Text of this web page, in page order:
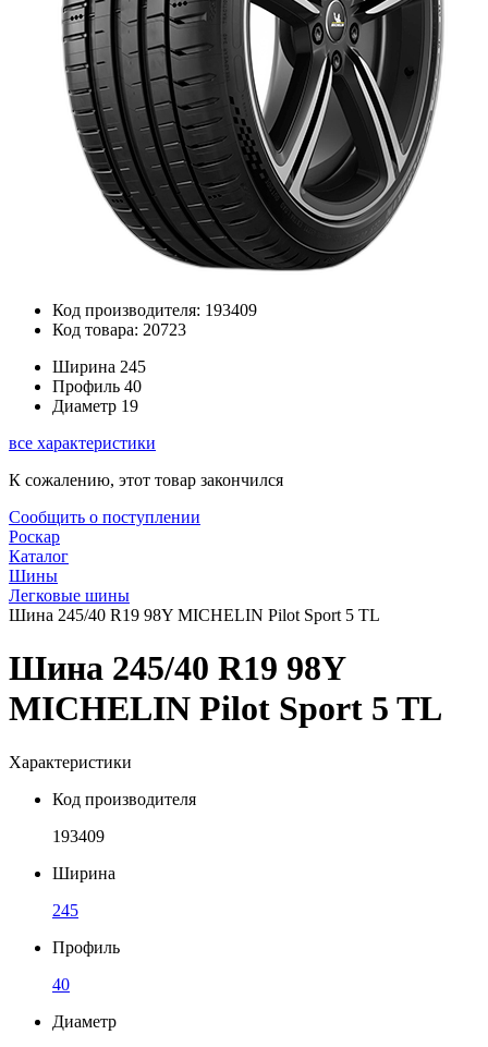
Код производителя: 193409
Код товара: 20723
Ширина 245
Профиль 40
Диаметр 19
все характеристики
К сожалению, этот товар закончился
Сообщить о поступлении
Роскар
Каталог
Шины
Легковые шины
Шина 245/40 R19 98Y MICHELIN Pilot Sport 5 TL
Шина 245/40 R19 98Y
MICHELIN Pilot Sport 5 TL
Характеристики
Код производителя
193409
Ширина
245
Профиль
40
Диаметр